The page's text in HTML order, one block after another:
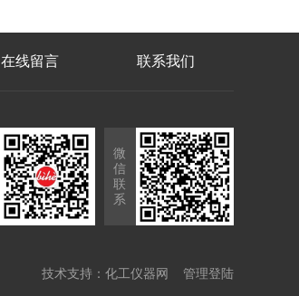
在线留言 联系我们
微
信
联
系
技术支持： 化工仪器网 管理登陆